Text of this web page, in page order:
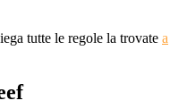
tutte le regole la trovate a